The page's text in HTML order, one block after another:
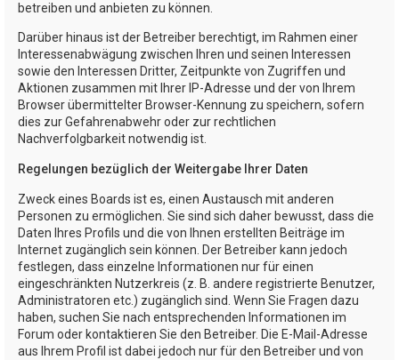
betreiben und anbieten zu können.
Darüber hinaus ist der Betreiber berechtigt, im Rahmen einer
Interessenabwägung zwischen Ihren und seinen Interessen
sowie den Interessen Dritter, Zeitpunkte von Zugriffen und
Aktionen zusammen mit Ihrer IP-Adresse und der von Ihrem
Browser übermittelter Browser-Kennung zu speichern, sofern
dies zur Gefahrenabwehr oder zur rechtlichen
Nachverfolgbarkeit notwendig ist.
Regelungen bezüglich der Weitergabe Ihrer Daten
Zweck eines Boards ist es, einen Austausch mit anderen
Personen zu ermöglichen. Sie sind sich daher bewusst, dass die
Daten Ihres Profils und die von Ihnen erstellten Beiträge im
Internet zugänglich sein können. Der Betreiber kann jedoch
festlegen, dass einzelne Informationen nur für einen
eingeschränkten Nutzerkreis (z. B. andere registrierte Benutzer,
Administratoren etc.) zugänglich sind. Wenn Sie Fragen dazu
haben, suchen Sie nach entsprechenden Informationen im
Forum oder kontaktieren Sie den Betreiber. Die E-Mail-Adresse
aus Ihrem Profil ist dabei jedoch nur für den Betreiber und von